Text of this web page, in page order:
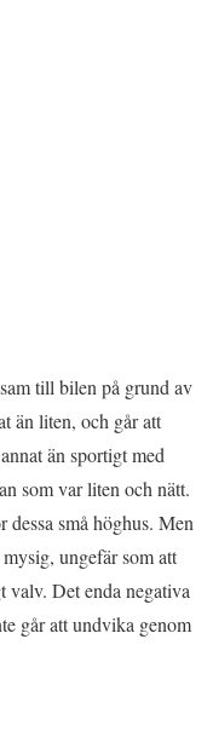
till bilen på grund av
än liten, och går att
än sportigt med
som var liten och nätt.
små höghus. Men
ungefär som att
valv. Det enda negativa
går att undvika genom